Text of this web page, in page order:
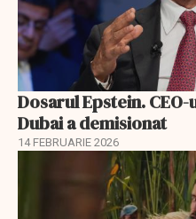
Dosarul Epstein.
Dubai a demisionat
14 FEBRUARIE 2026